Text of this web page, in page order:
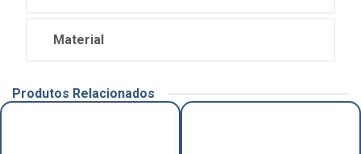
Material
Produtos Relacionados